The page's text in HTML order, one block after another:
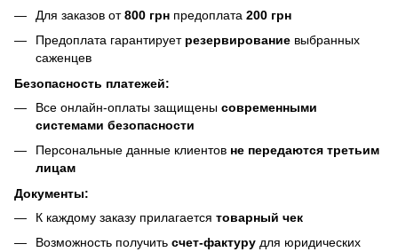
Для заказов от800 грн предоплата 200 грн
Предоплата гарантирует резервирование выбранных
саженцев
Безопасность платежей:
Все онлайн-оплаты защищены современными
системами безопасности
Персональные данные клиентов не передаются третьим
лицам
Документы:
К каждому заказу прилагается товарный чек
Возможность получить счет-фактуру для юридических